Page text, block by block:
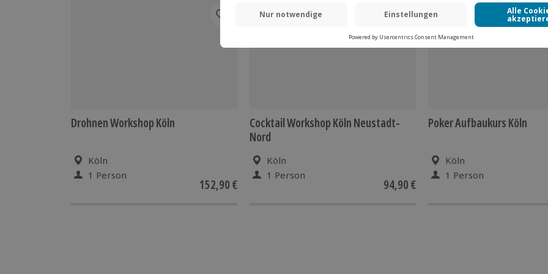
Drohnen Workshop Köln
Köln
1 Person
152,90 €
Cocktail Workshop Köln Neustadt-
Nord
Köln
1 Person
94,90 €
Poker Aufbaukurs Köln
Köln
1 Person